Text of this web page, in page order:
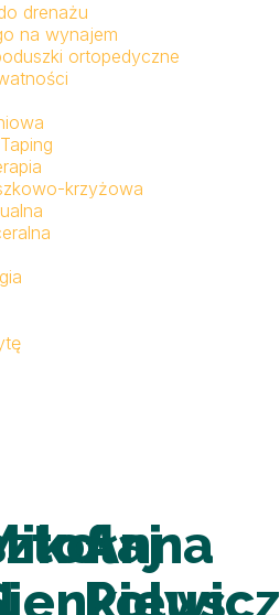
drenażu
na wynajem
ortopedyczne
krzyżowa
Anna
Polus